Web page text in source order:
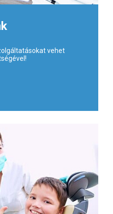
vehet